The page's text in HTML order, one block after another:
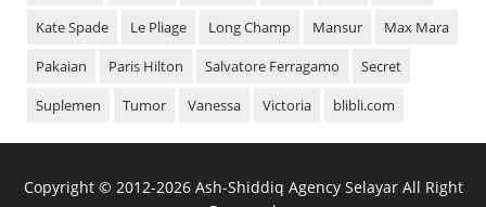
Kate Spade
Le Pliage Long Champ Mansur
Max Mara
Pakaian
Paris Hilton Salvatore Ferragamo
Secret
Suplemen
Tumor Vanessa Victoria blibli.com
Copyright © 2012-2026 Ash-Shiddiq Agency SelayarAll Right